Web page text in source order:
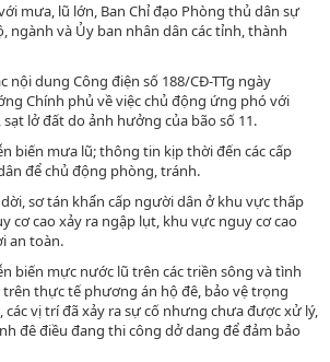
mưa, lũ lớn, Ban Chỉ đạo Phòng thủ dân sự
ngành và Ủy ban nhân dân các tỉnh, thành
nội dung Công điện số 188/CĐ-TTg ngày
Chính phủ về việc chủ động ứng phó với
lở đất do ảnh hưởng của bão số 11.
biến mưa lũ; thông tin kịp thời đến các cấp
để chủ động phòng, tránh.
sơ tán khẩn cấp người dân ở khu vực thấp
cơ cao xảy ra ngập lụt, khu vực nguy cơ cao
an toàn.
biến mực nước lũ trên các triền sông và tình
thực tế phương án hộ đê, bảo vệ trọng
vị trí đã xảy ra sự cố nhưng chưa được xử lý,
đê điều đang thi công dở dang để đảm bảo